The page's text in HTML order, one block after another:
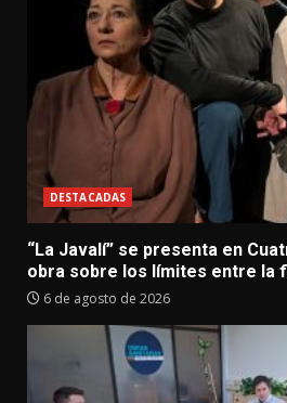
DESTACADAS
“La Javalí” se presenta en
obra sobre los límites entre la
6 de agosto de 2026